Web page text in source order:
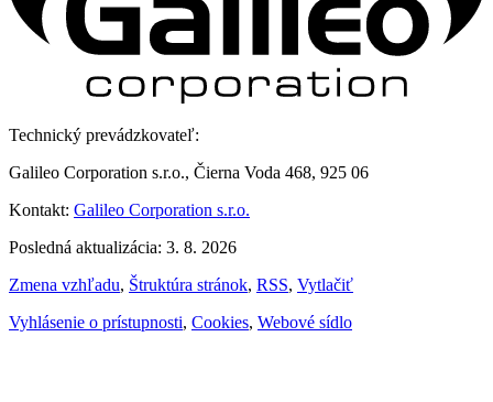
Technický prevádzkovateľ:
Galileo Corporation s.r.o., Čierna Voda 468, 925 06
Kontakt: Galileo Corporation s.r.o.
Posledná aktualizácia: 3. 8. 2026
Zmena vzhľadu, Štruktúra stránok, RSS, Vytlačiť
Vyhlásenie o prístupnosti, Cookies, Webové sídlo